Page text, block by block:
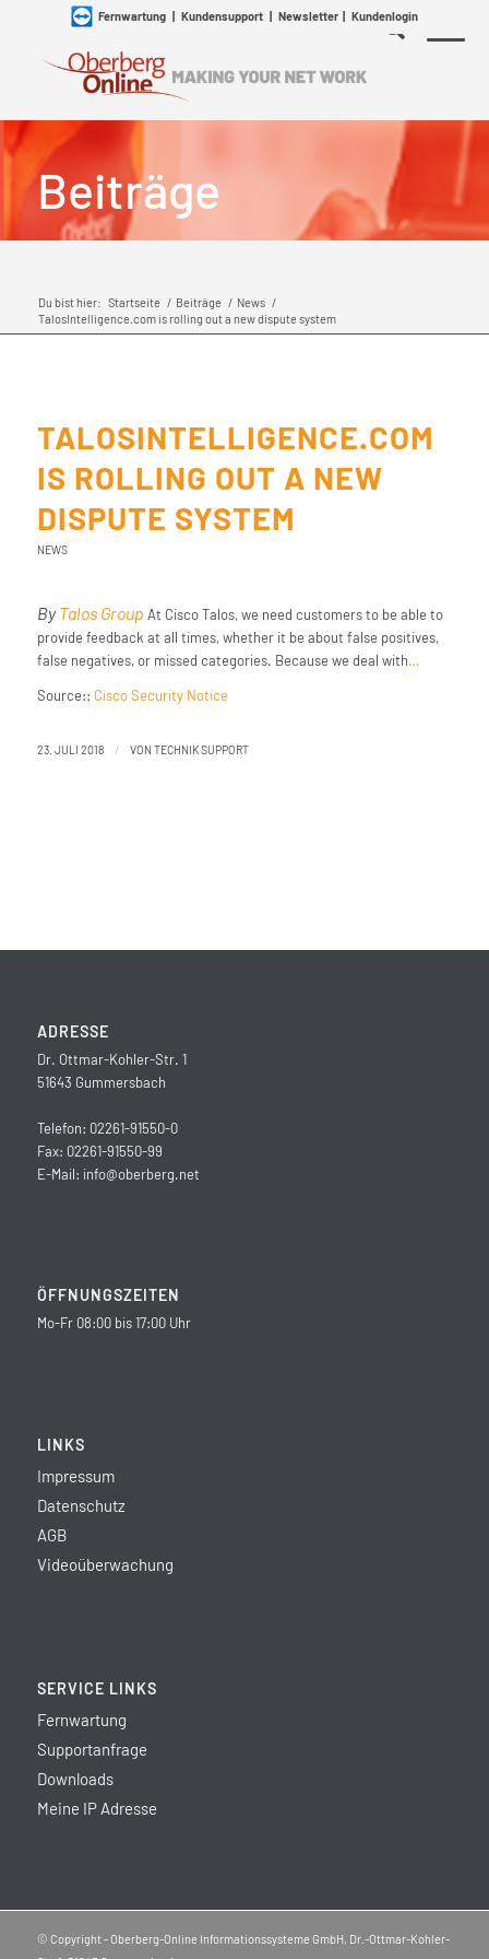
Fernwartung| Kundensupport| Newsletter| Kundenlogin
Beiträge
Du bist hier: Startseite / Beiträge / News /
TalosIntelligence.com is rolling out a new dispute system
TALOSINTELLIGENCE.COM
IS ROLLING OUT A NEW
DISPUTE SYSTEM
NEWS
ByTalos Group At Cisco Talos, we need customers to be able to
provide feedback at all times, whether it be about false positives,
false negatives, or missed categories. Because we deal with…
Source:: Cisco Security Notice
23. JULI 2018 / VON TECHNIK SUPPORT
ADRESSE
Dr. Ottmar-Kohler-Str. 1
51643 Gummersbach
Telefon: 02261-91550-0
Fax: 02261-91550-99
E-Mail: info@oberberg.net
ÖFFNUNGSZEITEN
Mo-Fr 08:00 bis 17:00 Uhr
LINKS
Impressum
Datenschutz
AGB
Videoüberwachung
SERVICE LINKS
Fernwartung
Supportanfrage
Downloads
Meine IP Adresse
© Copyright - Oberberg-Online Informationssysteme GmbH, Dr.-Ottmar-Kohler-